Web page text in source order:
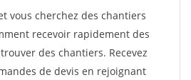
vous cherchez des chantiers
recevoir rapidement des
des chantiers. Recevez
de devis en rejoignant